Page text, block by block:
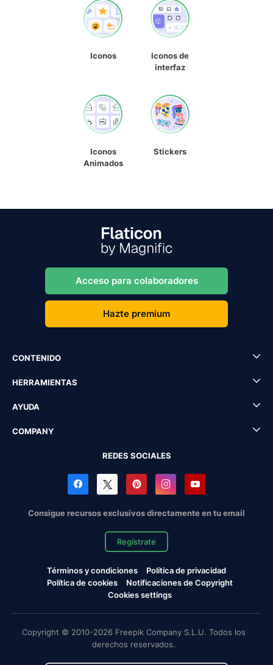
Iconos
Iconos de
interfaz
Iconos
Animados
Stickers
Acceso para colaboradores
Hazte premium
CONTENIDO
HERRAMIENTAS
AYUDA
COMPANY
REDES SOCIALES
Consigue recursos exclusivos directamente en tu email
Regístrate
Términos y condiciones
Política de privacidad
Política de cookies
Notificaciones de Copyright
Cookies settings
Copyright © 2010-2026 Freepik Company S.L.U. Todos los
derechos reservados.